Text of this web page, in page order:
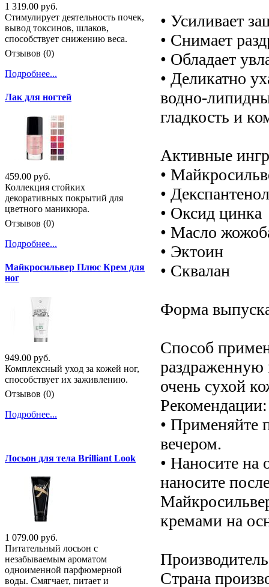
• Усиливает
• Снимает
• Обладает
• Деликатно
водно-
гладкость и
Активные
•
• Декспантенол
• Оксид цинка
• Масло
• Эктоин
• Сквалан
Форма
Способ
раздраженную
очень сухой
Рекомендации:
• Применяйте
вечером.
• Наносите
наносите
кремами на
Страна
1 319.00 руб.
Стимулирует деятельность почек,
вывод токсинов, шлаков,
способствует снижению веса.
Отзывов (0)
Подробнее...
Лак для ногтей
459.00 руб.
Коллекция стойких
декоративных покрытий для
цветного маникюра.
Отзывов (0)
Подробнее...
Майкросильвер Плюс Крем для
ног
949.00 руб.
Комплексный уход за кожей ног,
способствует их заживлению.
Отзывов (0)
Подробнее...
Лосьон для тела Brilliant Look
1 079.00 руб.
Питательный лосьон с
незабываемым ароматом
одноименной парфюмерной
воды. Смягчает, питает и